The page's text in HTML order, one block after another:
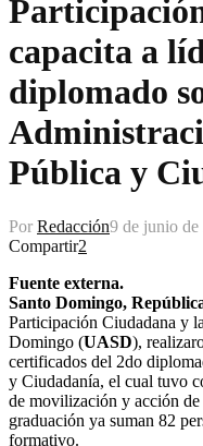
capacita a
diplomado
Pública y
Por Redacción9 de junio de
Compartir2
Fuente externa.
Santo Domingo,
Participación Ciudadana y
Domingo (UASD),
certificados del 2do
y Ciudadanía, el cual tuvo
de movilización y acción de
graduación ya suman 82
formativo.